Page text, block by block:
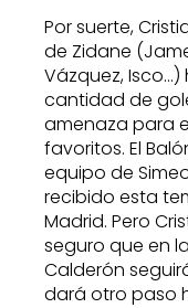
Por suerte,
de Zidane
Vázquez,
cantidad de
amenaza para
favoritos. El
equipo de
recibido esta
Madrid. Pero
seguro que en
Calderón
dará otro paso